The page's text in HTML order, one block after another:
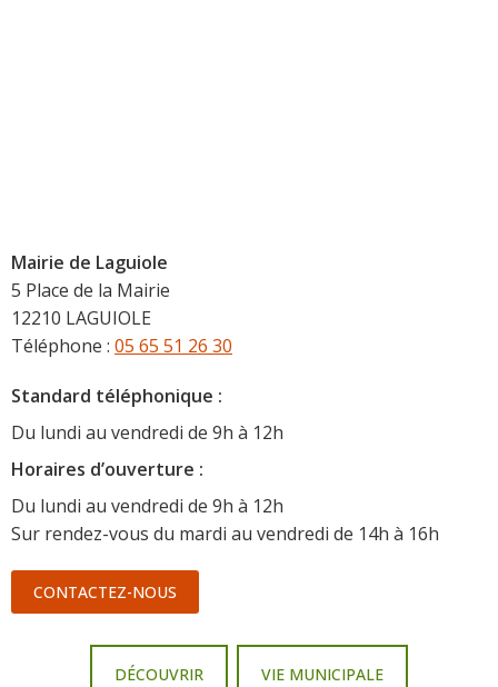
Mairie de Laguiole
5 Place de la Mairie
12210 LAGUIOLE
Téléphone : 05 65 51 26 30
Standard téléphonique :
Du lundi au vendredi de 9h à 12h
Horaires d’ouverture :
Du lundi au vendredi de 9h à 12h
Sur rendez-vous du mardi au vendredi de 14h à 16h
CONTACTEZ-NOUS
DÉCOUVRIR VIE MUNICIPALE